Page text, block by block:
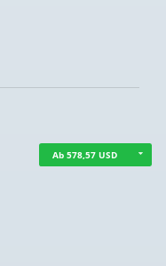
Ab 578,57 USD